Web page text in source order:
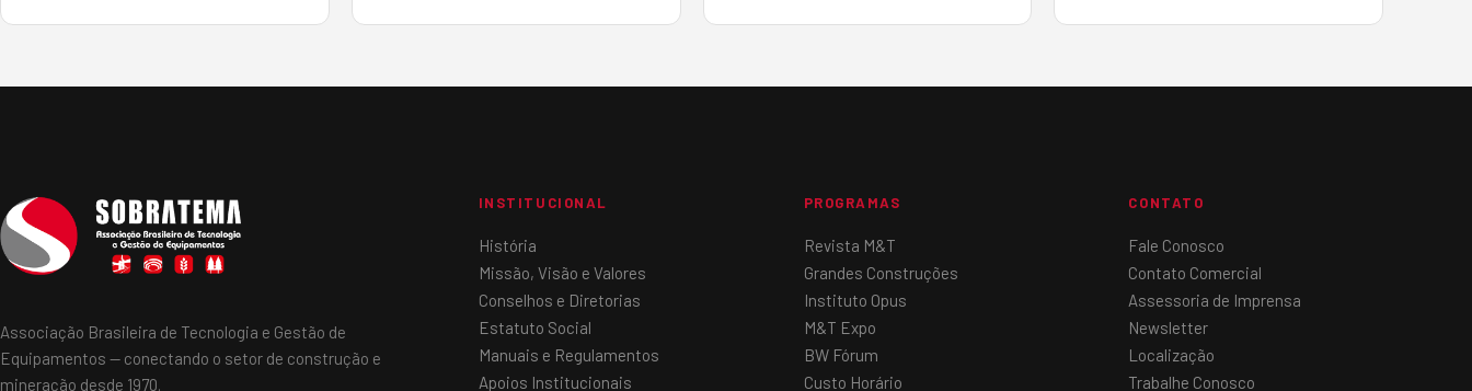
Associação Brasileira de Tecnologia e Gestão de
Equipamentos — conectando o setor de construção e
mineração desde 1970.
INSTITUCIONAL
História
Missão, Visão e Valores
Conselhos e Diretorias
Estatuto Social
Manuais e Regulamentos
Apoios Institucionais
PROGRAMAS
Revista M&T
Grandes Construções
Instituto Opus
M&T Expo
BW Fórum
Custo Horário
CONTATO
Fale Conosco
Contato Comercial
Assessoria de Imprensa
Newsletter
Localização
Trabalhe Conosco